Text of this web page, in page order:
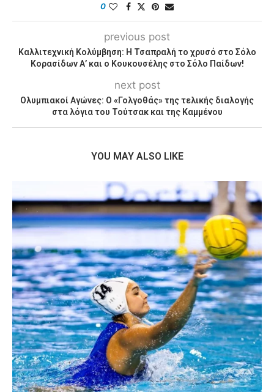
0
previous post
Καλλιτεχνική Κολύμβηση: Η Τσαπραλή το χρυσό στο Σόλο
Κορασίδων Α’ και ο Κουκουσέλης στο Σόλο Παίδων!
next post
Ολυμπιακοί Αγώνες: Ο «Γολγοθάς» της τελικής διαλογής
στα λόγια του Τούτσακ και της Καμμένου
YOU MAY ALSO LIKE